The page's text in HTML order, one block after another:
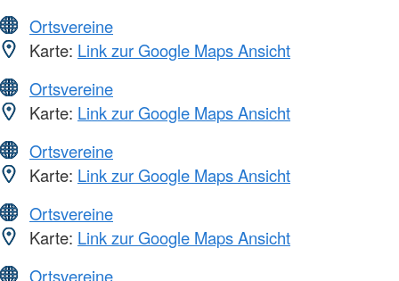
Ortsvereine
Karte: Link zur Google Maps Ansicht
Ortsvereine
Karte: Link zur Google Maps Ansicht
Ortsvereine
Karte: Link zur Google Maps Ansicht
Ortsvereine
Karte: Link zur Google Maps Ansicht
Ortsvereine